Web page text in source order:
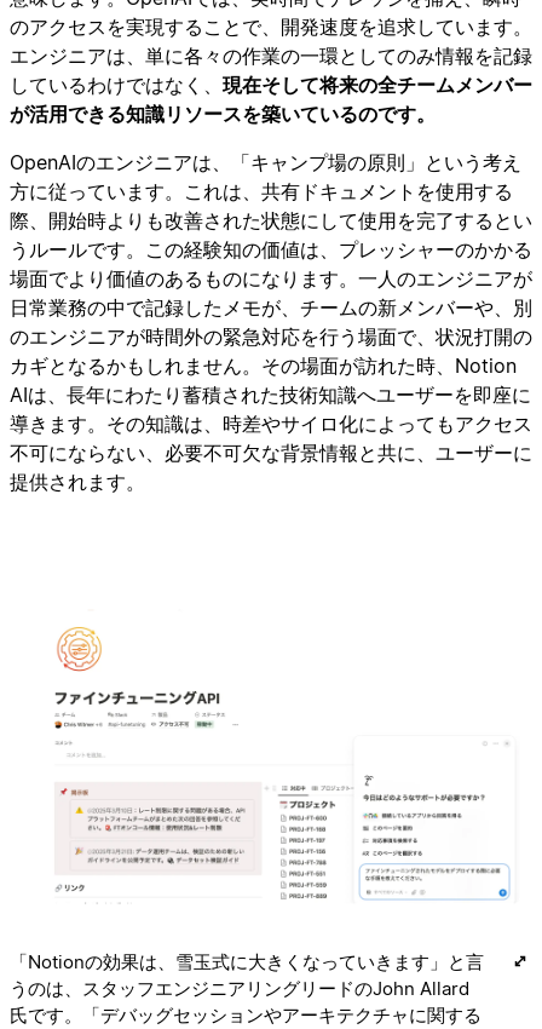
のアクセスを実現することで、開発速度を追求しています。
エンジニアは、単に各々の作業の一環としてのみ情報を記録
しているわけではなく、 現在そして将来の全チームメンバー
が活用できる知識リソースを築いているのです。
OpenAIのエンジニアは、「キャンプ場の原則」という考え
方に従っています。これは、共有ドキュメントを使用する
際、開始時よりも改善された状態にして使用を完了するとい
うルールです。この経験知の価値は、プレッシャーのかかる
場面でより価値のあるものになります。一人のエンジニアが
日常業務の中で記録したメモが、チームの新メンバーや、別
のエンジニアが時間外の緊急対応を行う場面で、状況打開の
カギとなるかもしれません。その場面が訪れた時、Notion
AIは、長年にわたり蓄積された技術知識へユーザーを即座に
導きます。その知識は、時差やサイロ化によってもアクセス
不可にならない、必要不可欠な背景情報と共に、ユーザーに
提供されます。
「Notionの効果は、雪玉式に大きくなっていきます」と言
うのは、スタッフエンジニアリングリードのJohn Allard
氏です。「デバッグセッションやアーキテクチャに関する